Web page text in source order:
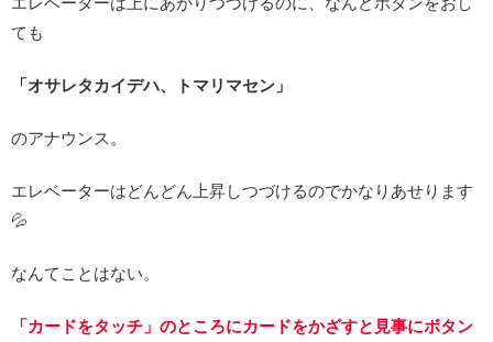
ても
「オサレタカイデハ、トマリマセン」
のアナウンス。
エレベーターはどんどん上昇しつづけるのでかなりあせります
💦
なんてことはない。
「カードをタッチ」のところにカードをかざすと見事にボタン